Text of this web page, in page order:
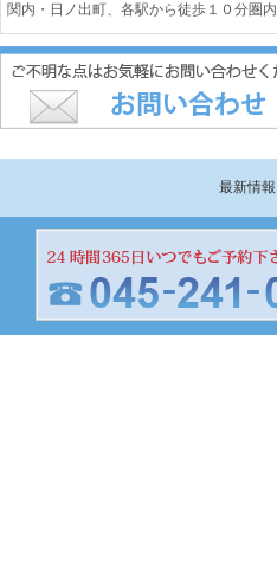
関内・日ノ出町、各駅から徒歩１０分圏内
最新情報